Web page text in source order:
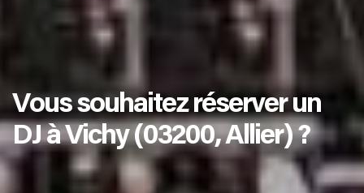
Vous souhaitez réserver un
DJ à Vichy (03200, Allier) ?